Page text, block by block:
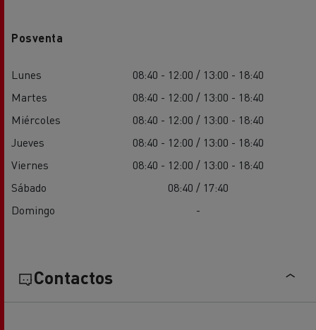
Posventa
Lunes
08:40 - 12:00 / 13:00 - 18:40
Martes
08:40 - 12:00 / 13:00 - 18:40
Miércoles
08:40 - 12:00 / 13:00 - 18:40
Jueves
08:40 - 12:00 / 13:00 - 18:40
Viernes
08:40 - 12:00 / 13:00 - 18:40
Sábado
08:40 / 17:40
Domingo
-
Contactos